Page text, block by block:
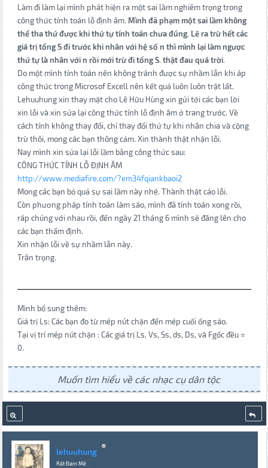
Làm đi làm lại mình phát hiện ra một sai lầm nghiêm trọng trong
công thức tính toán lỗ định âm. Mình đã phạm một sai lầm không
thể tha thứ được khi thứ tự tính toán chưa đúng. Lẽ ra trừ hết các
giá trị tổng S đi trước khi nhân với hệ số n thì mình lại làm ngược
thứ tự là nhân với n rồi mới trừ đi tổng S. thật đau quá trời.
Do một mình tính toán nên không tránh được sự nhầm lẫn khi áp
công thức trong Microsof Excell nên kết quả luôn luôn trật lất.
Lehuuhung xin thay mặt cho Lê Hữu Hùng xin gửi tới các bạn lời
xin lỗi và xin sửa lại công thức tính lỗ định âm ở trang trước. Về
cách tính không thay đổi, chỉ thay đổi thứ tự khi nhân chia và cộng
trừ thôi, mong các bạn thông cảm. Xin thành thật nhận lỗi.
Nay mình xin sửa lại lỗi lầm bằng công thức sau:
CÔNG THỨC TÍNH LỖ ĐỊNH ÂM
http://www.mediafire.com/?em34fqiankbaoi2
Mong các bạn bỏ quả sự sai lầm này nhé. Thành thật cáo lỗi.
Còn phương pháp tính toán làm sáo, mình đã tính toán xong rồi,
ráp chúng với nhau rồi, đến ngày 21 tháng 6 mình sẽ đăng lên cho
các bạn thẩm định.
Xin nhận lỗi về sự nhầm lẫn này.
Trân trọng.
Mình bổ sung thêm:
Giá trị Ls: Các bạn đo từ mép nút chặn đến mép cuối ống sáo.
Tại vị trí mép nút chặn : Các giá trị Ls, Vs, Ss, ds, Ds, và Fgốc đều =
0.
Muốn tìm hiểu về các nhạc cụ dân tộc
lehuuhung
Rất Đam Mê